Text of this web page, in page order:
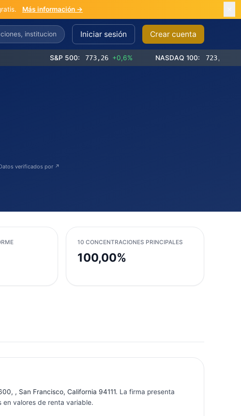
Más información →
Iniciar sesión Crear cuenta
S&P 500: 773,26 +0,6% NASDAQ 100: 723,03 +1,2%
verificados por ↗
10 CONCENTRACIONES PRINCIPALES
100,00%
, San Francisco, California 94111. La firma presenta
en valores de renta variable.